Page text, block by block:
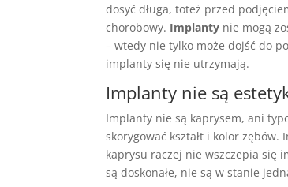
dosyć długa, toteż przed
chorobowy. Implanty nie mogą
– wtedy nie tylko może dojść do
implanty się nie utrzymają.
Implanty nie są
Implanty nie są kaprysem, ani
skorygować kształt i kolor
kaprysu raczej nie wszczepia się
są doskonałe, nie są w stanie